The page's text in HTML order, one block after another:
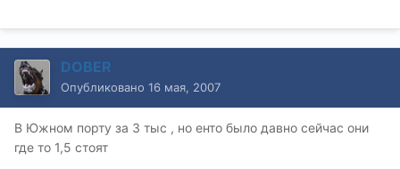
DOBER
Опубликовано 16 мая, 2007
В Южном порту за 3 тыс , но енто было давно сейчас они
где то 1,5 стоят